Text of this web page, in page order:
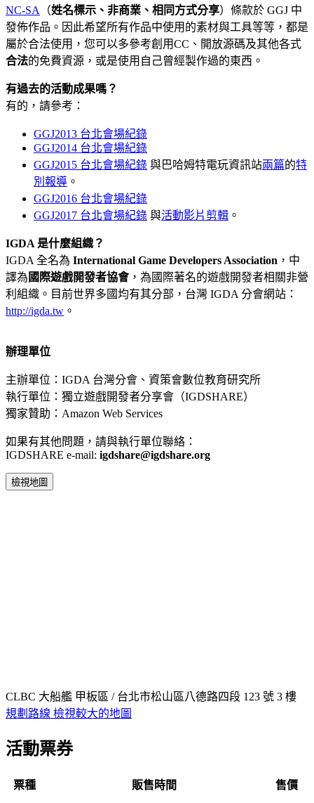
NC-SA
（姓名標示、非商業、相同方式分享）條款於 GGJ 中
發佈作品。因此希望所有作品中使用的素材與工具等等，都是
屬於合法使用，您可以多參考創用CC、開放源碼及其他各式
合法的免費資源，或是使用自己曾經製作過的東西。
有過去的活動成果嗎？
有的，請參考：
GGJ2013 台北會場紀錄
GGJ2014 台北會場紀錄
GGJ2015 台北會場紀錄 與巴哈姆特電玩資訊站兩篇的特
別報導 。
GGJ2016 台北會場紀錄
GGJ2017 台北會場紀錄 與活動影片剪輯 。
IGDA 是什麼組織？
IGDA 全名為 International Game Developers Association ，中
譯為 國際遊戲開發者協會，為國際著名的遊戲開發者相關非營
利組織。目前世界多國均有其分部，台灣 IGDA 分會網站：
http://igda.tw 。
辦理單位
主辦單位：IGDA 台灣分會、資策會數位教育研究所
執行單位：獨立遊戲開發者分享會（IGDSHARE）
獨家贊助：Amazon Web Services
如果有其他問題，請與執行單位聯絡：
IGDSHARE e-mail: igdshare@igdshare.org
檢視地圖
CLBC 大船艦 甲板區 / 台北市松山區八德路四段 123 號 3 樓
規劃路線 檢視較大的地圖
活動票券
票種 販售時間 售價